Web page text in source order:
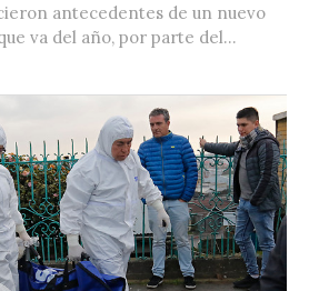
antecedentes de un nuevo
va del año, por parte del...